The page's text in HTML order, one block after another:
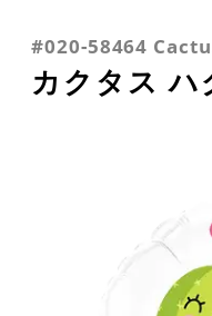
#020-58464
カクタス ハ